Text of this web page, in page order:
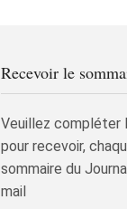
Recevoir le
Veuillez compléter
pour recevoir,
sommaire du
mail